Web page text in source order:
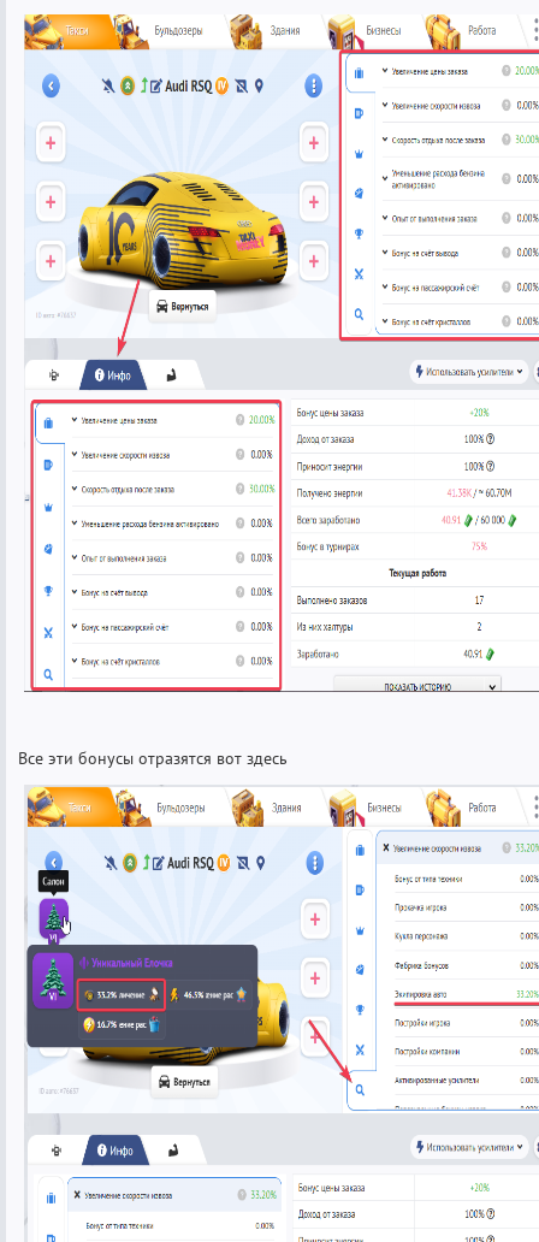
Все эти бонусы отразятся вот здесь